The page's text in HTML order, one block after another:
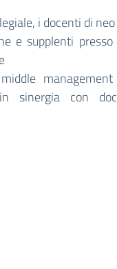
i docenti di
e supplenti presso
sinergia con